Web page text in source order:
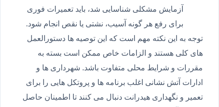
آزمایش مشکلی شناسایی شد، باید تعمیرات فوری
برای رفع هر گونه آسیب، نشتی یا نقص انجام شود.
توجه به این نکته مهم است که این توصیه ها دستورالعمل
های کلی هستند و الزامات خاص ممکن است بسته به
مقررات و شرایط محلی متفاوت باشد. شهرداری ها و
ادارات آتش نشانی اغلب برنامه ها و پروتکل هایی را برای
تعمیر و نگهداری هیدرانت دنبال می کنند تا اطمینان حاصل